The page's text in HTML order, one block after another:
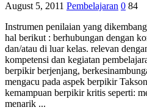
August 5, 2011 Pembelajaran 0 84
Instrumen penilaian yang
hal berikut : berhubungan dengan
dan/atau di luar kelas. relevan
kompetensi dan kegiatan
berpikir berjenjang,
mengacu pada aspek berpikir
kemampuan berpikir kritis seperti:
menarik ...